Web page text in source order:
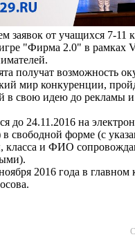
заявок от учащихся 7-11
игре "Фирма 2.0" в рамках
получат возможность
мир конкуренции,
в свою идею до рекламы
до 24.11.2016 на
в свободной форме (с
класса и ФИО
2016 года в